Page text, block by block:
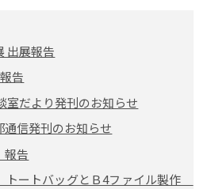
出展報告
告
室だより発刊のお知らせ
信発刊のお知らせ
告
ートバッグとＢ4ファイル製作